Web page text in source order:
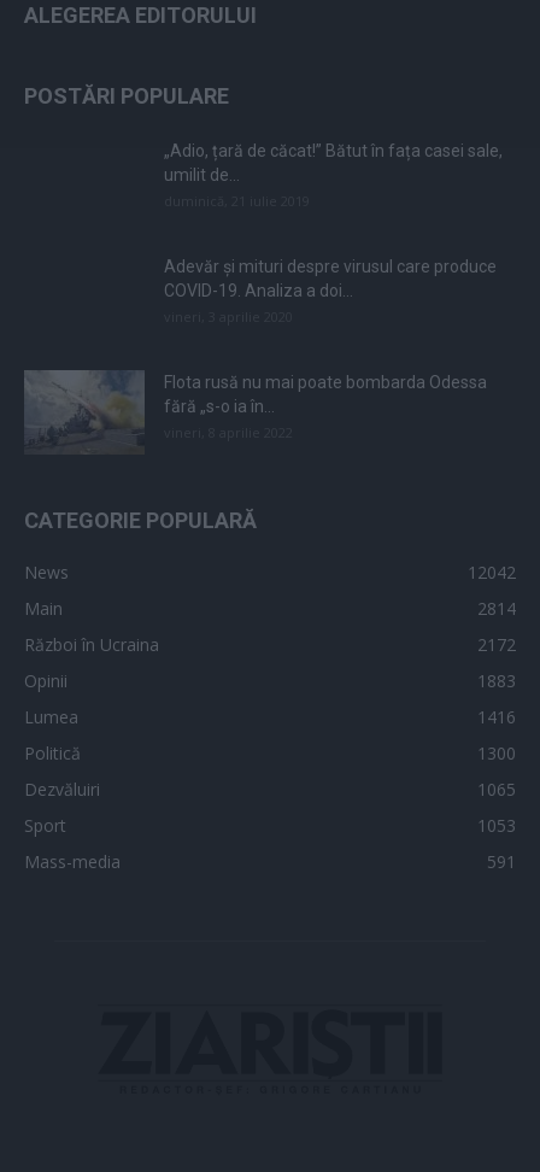
ALEGEREA EDITORULUI
POSTĂRI POPULARE
„Adio, țară de căcat!” Bătut în fața casei sale,
umilit de...
Adevăr și mituri despre virusul care produce
COVID-19. Analiza a doi...
Flota rusă nu mai poate bombarda Odessa
fără „s-o ia în...
CATEGORIE POPULARĂ
News
12042
Main
2814
Război în Ucraina
2172
Opinii
1883
Lumea
1416
Politică
1300
Dezvăluiri
1065
Sport
1053
Mass-media
591